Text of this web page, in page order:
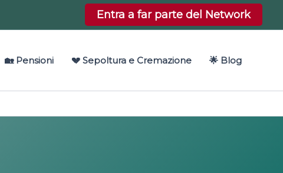
Entra a far parte del Network
🏡 Pensioni 💔 Sepoltura e Cremazione 🌟 Blog